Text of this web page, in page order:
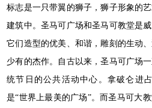
标志是一只带翼的狮子，狮子形象的
建筑中。圣马可广场和圣马可教堂是
它们造型的优美、和谐，雕刻的生动
少有的杰作。自古以来，圣马可广场
统节日的公共活动中心。拿破仑进
是“世界上最美的广场”。而圣马可大